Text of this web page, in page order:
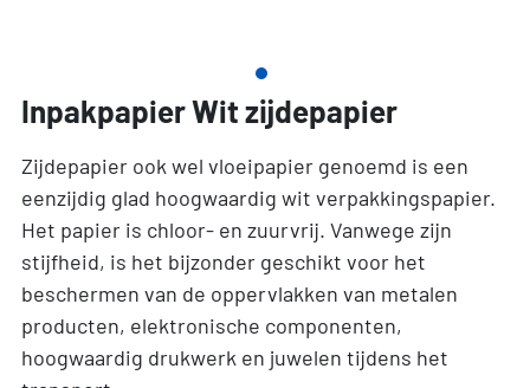
Inpakpapier Wit zijdepapier
Zijdepapier ook wel vloeipapier genoemd is een
eenzijdig glad hoogwaardig wit verpakkingspapier.
Het papier is chloor- en zuurvrij. Vanwege zijn
stijfheid, is het bijzonder geschikt voor het
beschermen van de oppervlakken van metalen
producten, elektronische componenten,
hoogwaardig drukwerk en juwelen tijdens het